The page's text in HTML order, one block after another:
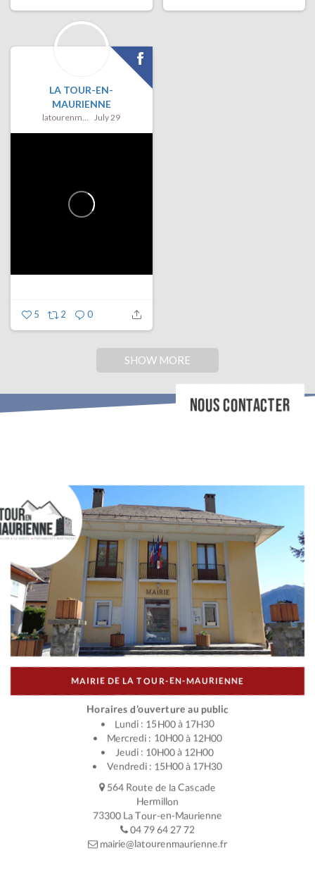
LA TOUR-EN-
MAURIENNE
latourenmaurienne July 29
5 2 0
SHOW MORE
NOUS CONTACTER
MAIRIE DE LA TOUR-EN-MAURIENNE
Horaires d’ouverture au public
Lundi : 15H00 à 17H30
Mercredi : 10H00 à 12H00
Jeudi : 10H00 à 12H00
Vendredi : 15H00 à 17H30
564 Route de la Cascade
Hermillon
73300 La Tour-en-Maurienne
04 79 64 27 72
mairie@latourenmaurienne.fr